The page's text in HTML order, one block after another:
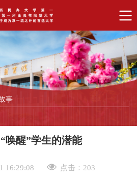
事
唤醒”学生的潜能
16:29:08
点击： 203